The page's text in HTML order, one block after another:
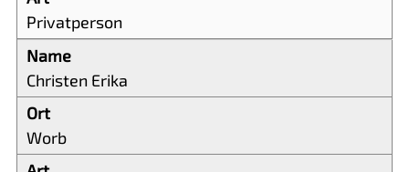
Privatperson
Christen Erika
Worb